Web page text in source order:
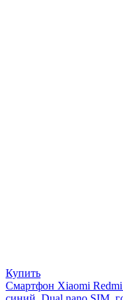
Купить
Смартфон Xiaomi